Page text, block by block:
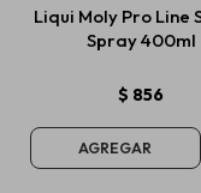
Liqui Moly Pro Line
Spray 400ml
$ 856